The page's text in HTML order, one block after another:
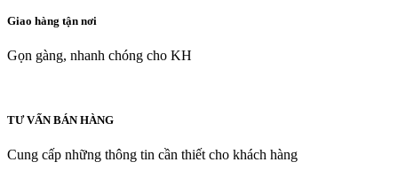
Giao hàng tận nơi
Gọn gàng, nhanh chóng cho KH
TƯ VẤN BÁN HÀNG
Cung cấp những thông tin cần thiết cho khách hàng